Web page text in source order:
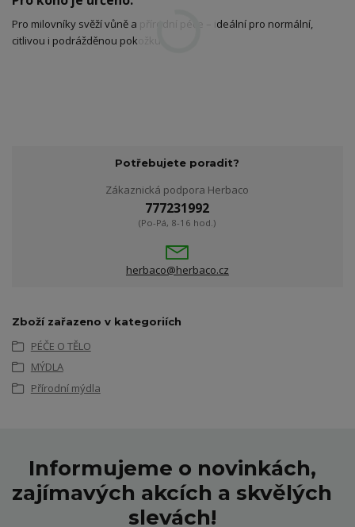
Pro milovníky svěží vůně a přírodní péče – ideální pro normální,
citlivou i podrážděnou pokožku.
Potřebujete poradit?
Zákaznická podpora Herbaco
777231992
(Po-Pá, 8-16 hod.)
herbaco@herbaco.cz
Zboží zařazeno v kategoriích
PÉČE O TĚLO
MÝDLA
Přírodní mýdla
Informujeme o novinkách,
zajímavých akcích a skvělých
slevách!